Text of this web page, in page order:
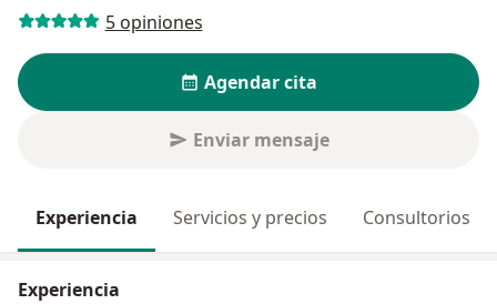
5 opiniones
Agendar cita
Enviar mensaje
Experiencia Servicios y precios Consultorios
Experiencia